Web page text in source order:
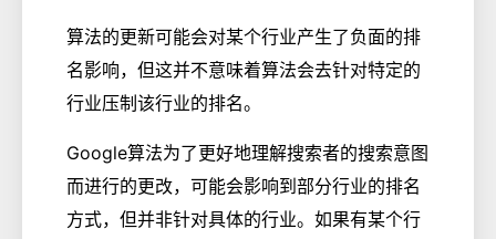
算法的更新可能会对某个行业产生了负面的排
名影响，但这并不意味着算法会去针对特定的
行业压制该行业的排名。
Google算法为了更好地理解搜索者的搜索意图
而进行的更改，可能会影响到部分行业的排名
方式，但并非针对具体的行业。如果有某个行